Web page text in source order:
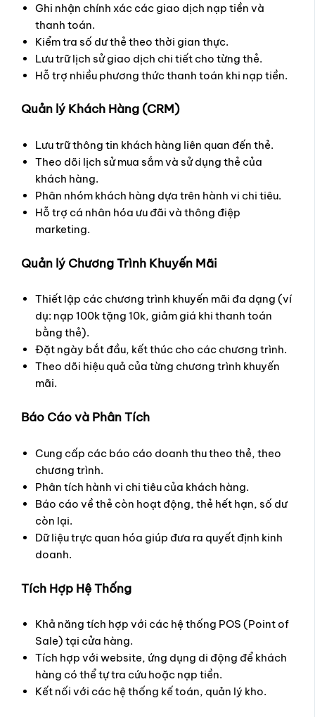
Ghi nhận chính xác các giao dịch nạp tiền và
thanh toán.
Kiểm tra số dư thẻ theo thời gian thực.
Lưu trữ lịch sử giao dịch chi tiết cho từng thẻ.
Hỗ trợ nhiều phương thức thanh toán khi nạp tiền.
Quản lý Khách Hàng (CRM)
Lưu trữ thông tin khách hàng liên quan đến thẻ.
Theo dõi lịch sử mua sắm và sử dụng thẻ của
khách hàng.
Phân nhóm khách hàng dựa trên hành vi chi tiêu.
Hỗ trợ cá nhân hóa ưu đãi và thông điệp
marketing.
Quản lý Chương Trình Khuyến Mãi
Thiết lập các chương trình khuyến mãi đa dạng (ví
dụ: nạp 100k tặng 10k, giảm giá khi thanh toán
bằng thẻ).
Đặt ngày bắt đầu, kết thúc cho các chương trình.
Theo dõi hiệu quả của từng chương trình khuyến
mãi.
Báo Cáo và Phân Tích
Cung cấp các báo cáo doanh thu theo thẻ, theo
chương trình.
Phân tích hành vi chi tiêu của khách hàng.
Báo cáo về thẻ còn hoạt động, thẻ hết hạn, số dư
còn lại.
Dữ liệu trực quan hóa giúp đưa ra quyết định kinh
doanh.
Tích Hợp Hệ Thống
Khả năng tích hợp với các hệ thống POS (Point of
Sale) tại cửa hàng.
Tích hợp với website, ứng dụng di động để khách
hàng có thể tự tra cứu hoặc nạp tiền.
Kết nối với các hệ thống kế toán, quản lý kho.